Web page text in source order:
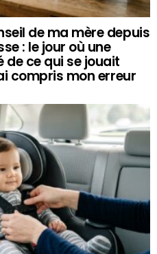
de ma mère depuis
: le jour où une
de ce qui se jouait
compris mon erreur